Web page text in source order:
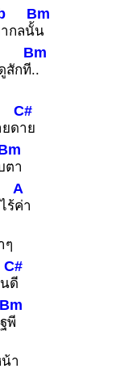
กลนั้
Bm
น
สักที
Bm
..
ยด
C#
าย
ตา
ร้
A
ค่า
ๆ
C#
ดี
Bm
พี
า